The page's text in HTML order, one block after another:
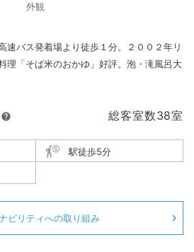
外観
速バス発着場より徒歩１分。２００２年リ
理「そば米のおかゆ」好評。泡・滝風呂大
総客室数38室
アウト
駅徒歩5分
ビリティへの取り組み